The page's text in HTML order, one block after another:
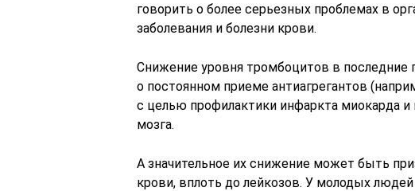
говорить о более серьезных проблемах в
заболевания и болезни крови.
Снижение уровня тромбоцитов в последние
о постоянном приеме антиагрегантов
с целью профилактики инфаркта миокарда и
мозга.
А значительное их снижение может быть
крови, вплоть до лейкозов. У молодых